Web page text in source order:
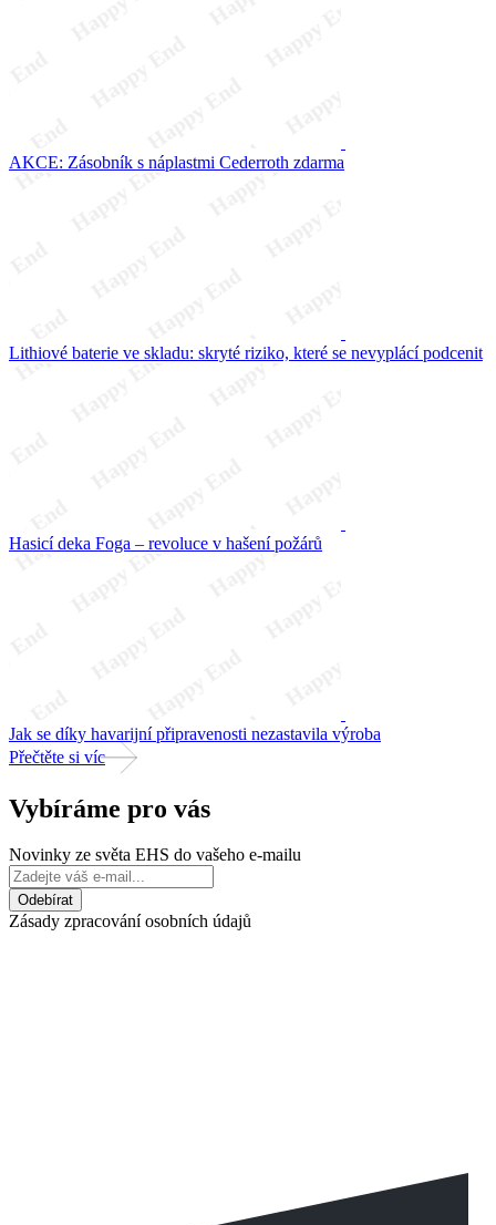
AKCE: Zásobník s náplastmi Cederroth zdarma
Lithiové baterie ve skladu: skryté riziko, které se nevyplácí podcenit
Hasicí deka Foga – revoluce v hašení požárů
Jak se díky havarijní připravenosti nezastavila výroba
Přečtěte si víc
Vybíráme pro vás
Novinky ze světa EHS do vašeho e-mailu
Zásady zpracování osobních údajů